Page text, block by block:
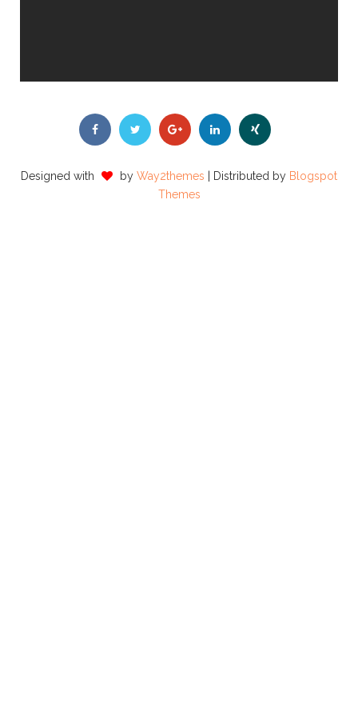
Designed with by Way2themes | Distributed by Blogspot
Themes